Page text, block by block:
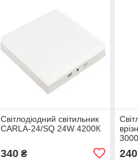
Світлодіодний світильник
CARLA-24/SQ 24W 4200К
340₴ 240